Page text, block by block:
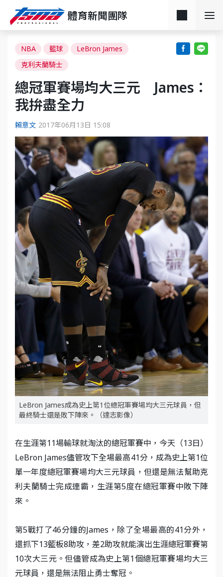
體育新聞團隊
NBA 籃球
LeBron James
克利夫蘭騎士
總冠軍賽場均大三元 James：
我拚盡全力
賴意文 2017年06月13日 15:08
LeBron James成為史上第1位總冠軍賽場均大三元球員，但
最終騎士還是敗下陣來。（達志影像）
在生涯第11場輸球就淘汰的總冠軍賽中，今天（13日）
LeBron James儘管攻下全場最高41分，成為史上第1位
單一年度總冠軍賽場均大三元球員，但還是無法幫助克
利夫蘭騎士完成連霸，生涯第5度在總冠軍賽中敗下陣
來。
第5戰打了46分鐘的James，除了全場最高的41分外，
還抓下13籃板8助攻，差2助攻就能演出生涯總冠軍賽第
10次大三元。但儘管成為史上第1個總冠軍賽場均大三
元球員，還是無法阻止勇士奪冠。